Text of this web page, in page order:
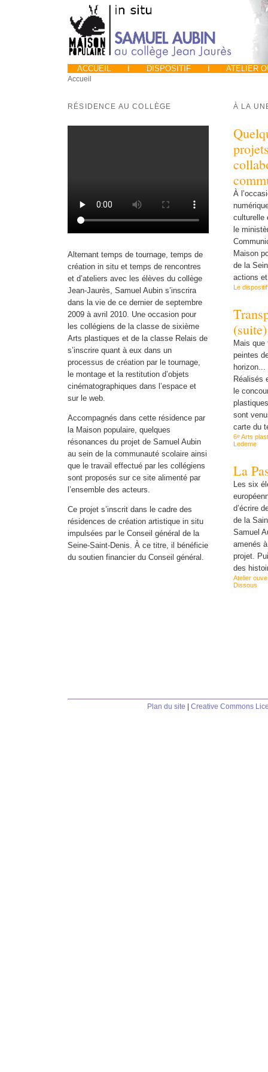
ACCUEIL I DISPOSITIF I ATELIER
Accueil
RÉSIDENCE AU COLLÈGE
Alternant temps de tournage, temps de
création in situ et temps de rencontres
et d’ateliers avec les élèves du collège
Jean-Jaurès, Samuel Aubin s’inscrira
dans la vie de ce dernier de septembre
2009 à avril 2010. Une occasion pour
les collégiens de la classe de sixième
Arts plastiques et de la classe Relais de
s’inscrire quant à eux dans un
processus de création par le tournage,
le montage et la restitution d’objets
cinématographiques dans l’espace et
sur le web.
Accompagnés dans cette résidence par
la Maison populaire, quelques
résonances du projet de Samuel Aubin
au sein de la communauté scolaire ainsi
que le travail effectué par les collégiens
sont proposés sur ce site alimenté par
l’ensemble des acteurs.
Ce projet s’inscrit dans le cadre des
résidences de création artistique in situ
impulsées par le Conseil général de la
Seine-Saint-Denis. À ce titre, il bénéficie
du soutien financier du Conseil général.
À LA
À
culturelle
le
Maison
de la
actions
Le dispositif
(suite)
Mais
peintes
Réalisés
le
sont
carte du
6eArts
Ledeme
La
Les six
d’écrire
de la
Samuel
amenés
projet.
des
Atelier
Dissous
Plan du site | Creative Commons